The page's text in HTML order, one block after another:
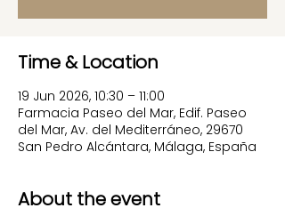
Time & Location
19 Jun 2026, 10:30 – 11:00
Farmacia Paseo del Mar, Edif. Paseo
del Mar, Av. del Mediterráneo, 29670
San Pedro Alcántara, Málaga, España
About the event